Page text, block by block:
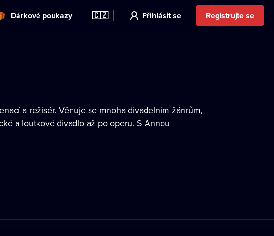
Dárkové poukazy 🇨🇿 Přihlásit se Registrujte se
a režisér. Věnuje se mnoha divadelním žánrům,
a loutkové divadlo až po operu. S Annou